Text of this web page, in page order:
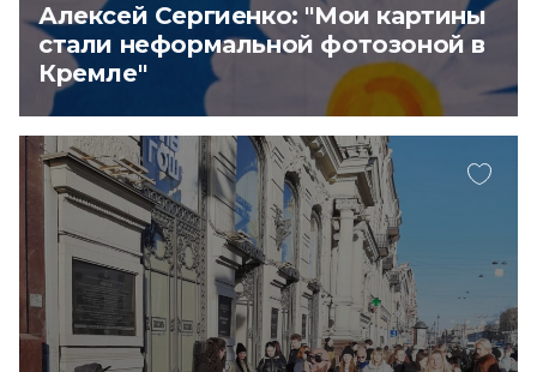
Алексей Сергиенко: "Мои картины
стали неформальной фотозоной в
Кремле"